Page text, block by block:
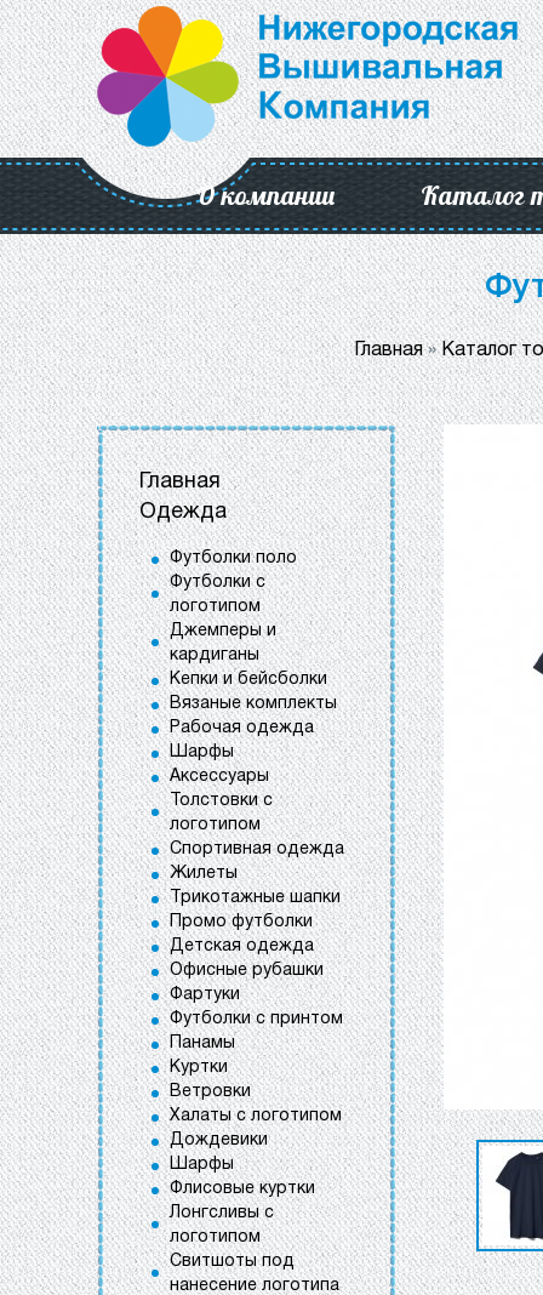
О компании Каталог
Главная»Каталог
Главная
Одежда
Футболки поло
Футболки с
логотипом
Джемперы и
кардиганы
Кепки и бейсболки
Вязаные комплекты
Рабочая одежда
Шарфы
Аксессуары
Толстовки с
логотипом
Спортивная одежда
Жилеты
Трикотажные шапки
Промо футболки
Детская одежда
Офисные рубашки
Фартуки
Футболки с принтом
Панамы
Куртки
Ветровки
Халаты с логотипом
Дождевики
Шарфы
Флисовые куртки
Лонгсливы с
логотипом
Свитшоты под
нанесение логотипа